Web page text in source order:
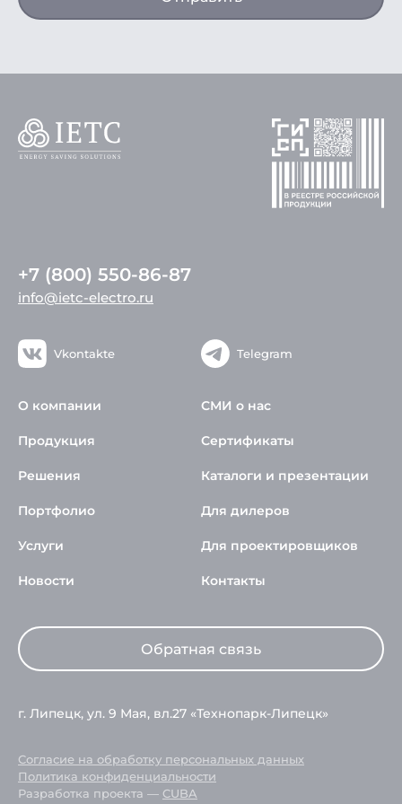
+7 (800) 550-86-87
info@ietc-electro.ru
Vkontakte Telegram
О компании
Продукция
Решения
Портфолио
Услуги
Новости
СМИ о нас
Сертификаты
Каталоги и презентации
Для дилеров
Для проектировщиков
Контакты
Обратная связь
г. Липецк, ул. 9 Мая, вл.27 «Технопарк-Липецк»
Согласие на обработку персональных данных
Политика конфиденциальности
Разработка проекта — CUBA